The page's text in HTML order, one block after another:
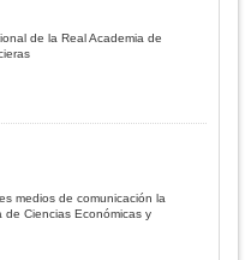
de la Real Academia de
medios de comunicación la
de Ciencias Económicas y